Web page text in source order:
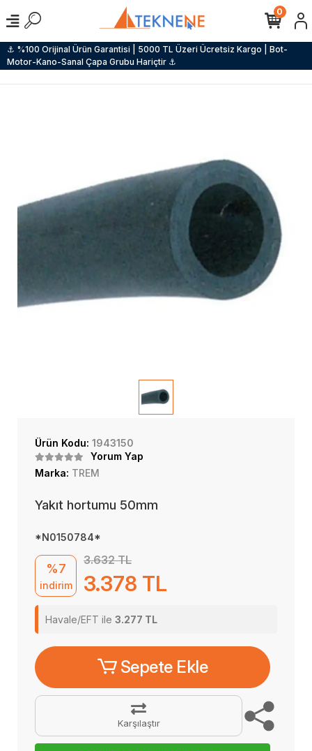
⚓ %100 Orijinal Ürün Garantisi | 5000 TL Üzeri Ücretsiz Kargo | Bot-
Motor-Kano-Sanal Çapa Grubu Hariçtir ⚓
0
Ürün Kodu: 1943150
Yorum Yap
Marka: TREM
Yakıt hortumu 50mm
*N0150784*
%7
indirim
3.632 TL
3.378 TL
Havale/EFT ile 3.277 TL
Sepete Ekle
Karşılaştır